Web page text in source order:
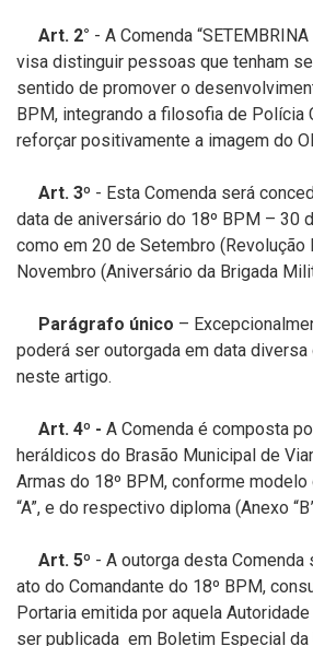
Art. 2° - A Comenda “SETEMBRINA
visa distinguir pessoas que tenham
sentido de promover o
BPM, integrando a filosofia de Polícia
reforçar positivamente a imagem do
Art. 3º - Esta Comenda será
data de aniversário do 18º BPM – 30
como em 20 de Setembro (Revolução
Novembro (Aniversário da Brigada
Parágrafo único –
poderá ser outorgada em data
neste artigo.
Art. 4º - A Comenda é composta
heráldicos do Brasão Municipal de
Armas do 18º BPM, conforme
“A”, e do respectivo diploma (Anexo
Art. 5º - A outorga desta Comenda
ato do Comandante do 18º BPM,
Portaria emitida por aquela
ser publicada em Boletim Especial da